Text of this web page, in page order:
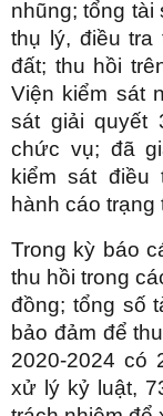
nhũng; tổng tài
thụ lý, điều tra
đất; thu hồi
Viện kiểm sát
sát giải quyết
chức vụ; đã
kiểm sát điều
hành cáo
Trong kỳ báo
thu hồi trong
đồng; tổng số
bảo đảm để
2020-2024 có
xử lý kỷ luật,